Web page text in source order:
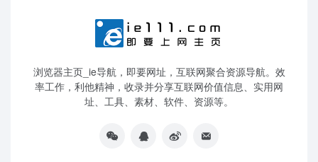
浏览器主页_ie导航，即要网址，互联网聚合资源导航。效
率工作，利他精神，收录并分享互联网价值信息、实用网
址、工具、素材、软件、资源等。